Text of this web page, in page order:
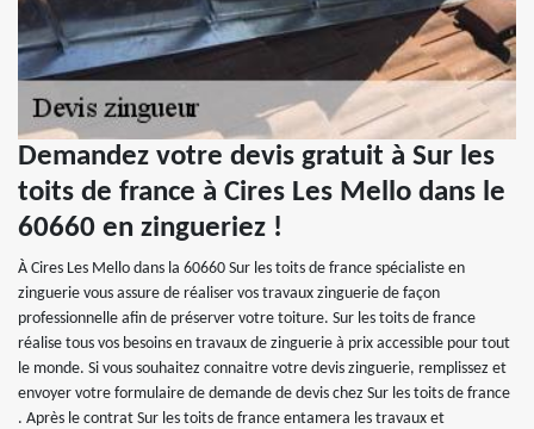
Demandez votre devis gratuit à Sur les
toits de france à Cires Les Mello dans le
60660 en zingueriez !
À Cires Les Mello dans la 60660 Sur les toits de france spécialiste en
zinguerie vous assure de réaliser vos travaux zinguerie de façon
professionnelle afin de préserver votre toiture. Sur les toits de france
réalise tous vos besoins en travaux de zinguerie à prix accessible pour tout
le monde. Si vous souhaitez connaitre votre devis zinguerie, remplissez et
envoyer votre formulaire de demande de devis chez Sur les toits de france
. Après le contrat Sur les toits de france entamera les travaux et